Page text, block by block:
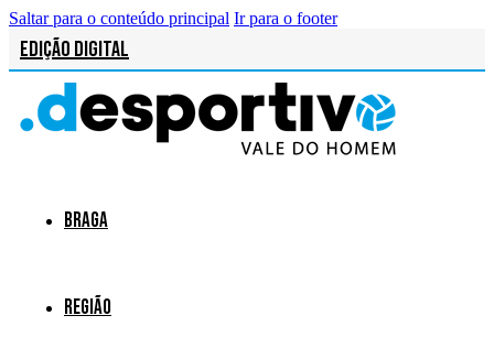
Saltar para o conteúdo principal Ir para o footer
Edição Digital
Braga
Região